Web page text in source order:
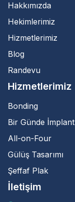
Hakkımızda
Hekimlerimiz
Hizmetlerimiz
Blog
Randevu
Hizmetlerimiz
Bonding
Bir Günde İmplant
All-on-Four
Gülüş Tasarımı
Şeffaf Plak
İletişim